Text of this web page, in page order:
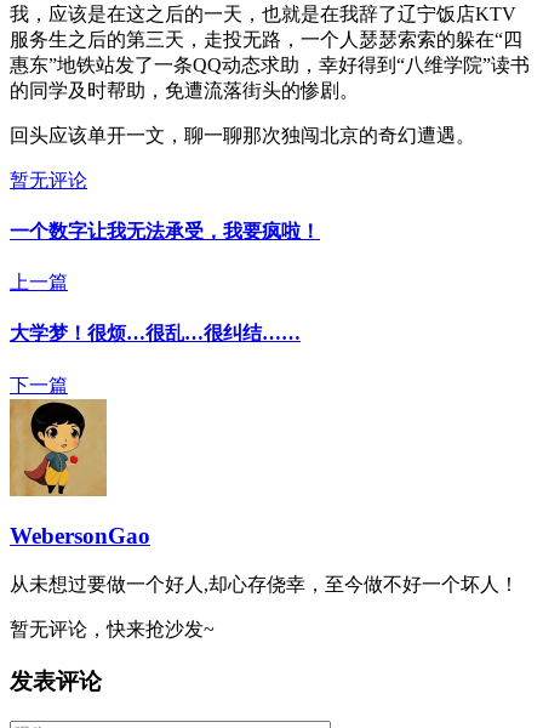
我，应该是在这之后的一天，也就是在我辞了辽宁饭店KTV
服务生之后的第三天，走投无路，一个人瑟瑟索索的躲在“四
惠东”地铁站发了一条QQ动态求助，幸好得到“八维学院”读书
的同学及时帮助，免遭流落街头的惨剧。
回头应该单开一文，聊一聊那次独闯北京的奇幻遭遇。
暂无评论
一个数字让我无法承受，我要疯啦！
上一篇
大学梦！很烦…很乱…很纠结……
下一篇
WebersonGao
从未想过要做一个好人,却心存侥幸，至今做不好一个坏人！
暂无评论，快来抢沙发~
发表评论